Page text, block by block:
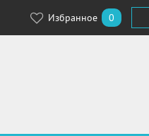
Избранное 0